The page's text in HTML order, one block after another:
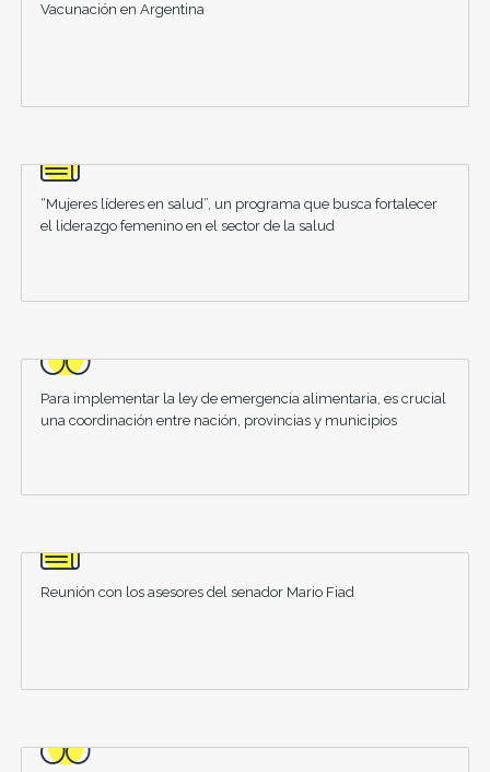
Vacunación en Argentina
“Mujeres líderes en salud”, un programa que busca fortalecer
el liderazgo femenino en el sector de la salud
Para implementar la ley de emergencia alimentaria, es crucial
una coordinación entre nación, provincias y municipios
Reunión con los asesores del senador Mario Fiad